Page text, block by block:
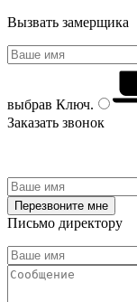
Вызвать замерщика
выбрав Ключ.
Заказать звонок
Письмо директору